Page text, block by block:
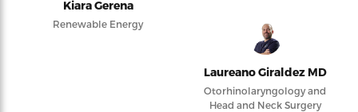
Kiara Gerena
Renewable Energy
Laureano Giraldez MD
Otorhinolaryngology and
Head and Neck Surgery